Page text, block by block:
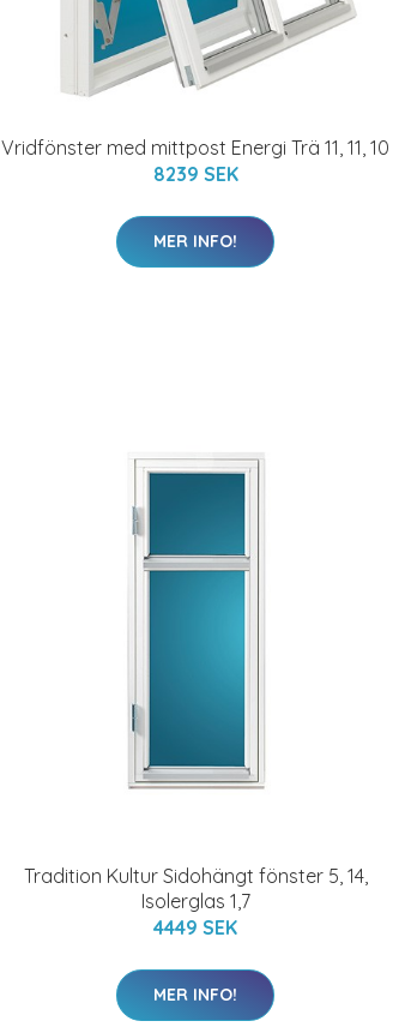
Vridfönster med mittpost Energi Trä 11, 11, 10
8239 SEK
MER INFO!
Tradition Kultur Sidohängt fönster 5, 14,
Isolerglas 1,7
4449 SEK
MER INFO!